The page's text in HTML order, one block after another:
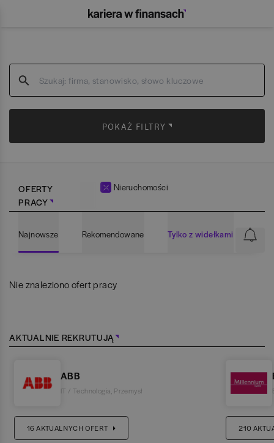
POKAŻ FILTRY
OFERTY
PRACY
Nieruchomości
Najnowsze Rekomendowane Tylko z widełkami
Nie znaleziono ofert pracy
AKTUALNIE REKRUTUJĄ
ABB
IT / Technologia Przemysł
16AKTUALNYCH OFERT 210